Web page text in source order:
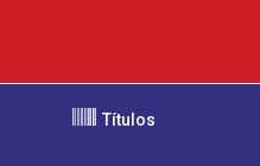
Títulos